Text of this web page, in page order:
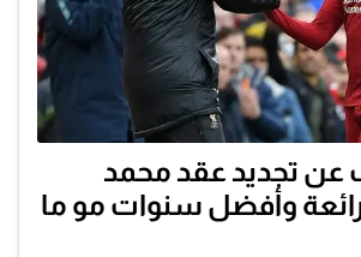
عن تجديد عقد محمد
رائعة وأفضل سنوات مو ما